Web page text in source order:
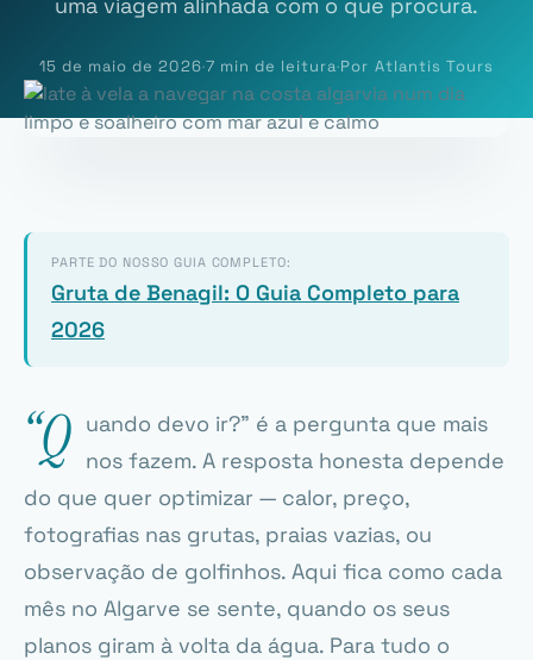
15 de maio de 2026·7 min de leitura·Por Atlantis Tours
PARTE DO NOSSO GUIA COMPLETO:
Gruta de Benagil: O Guia Completo para
2026
“Q uando devo ir?” é a pergunta que mais
nos fazem. A resposta honesta depende
do que quer optimizar — calor, preço,
fotografias nas grutas, praias vazias, ou
observação de golfinhos. Aqui fica como cada
mês no Algarve se sente, quando os seus
planos giram à volta da água. Para tudo o